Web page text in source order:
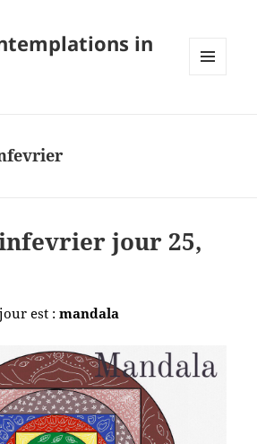
in
jour 25,
est :mandala